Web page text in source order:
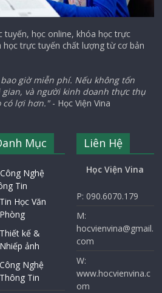
tuyến, học online, khóa học trực
trực tuyến chất lượng từ cơ bản
giờ miễn phí. Nếu không tốn
và người kinh doanh thực thụ
có lợi hơn."- Học Viện Vina
Mục
Công Nghệ
Tin
Tin Học Văn
Phòng
Thiết kế &
Nhiếp ảnh
Công Nghệ
Thông Tin
Liên Hệ
Học Viện Vina
P: 090.6070.179
M:
hocvienvina@gmail.
com
W:
www.hocvienvina.c
om